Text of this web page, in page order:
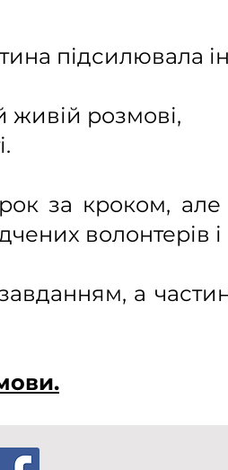
підсилювала
живій розмові,
за кроком,
волонтерів і
а